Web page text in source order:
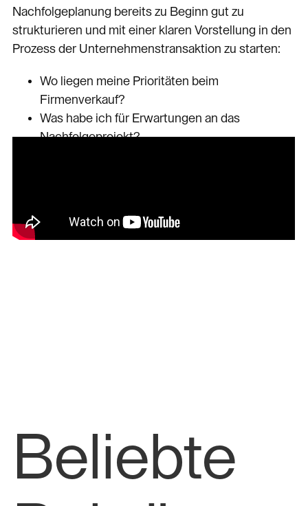
Nachfolgeplanung bereits zu Beginn gut zu
strukturieren und mit einer klaren Vorstellung in den
Prozess der Unternehmenstransaktion zu starten:
Wo liegen meine Prioritäten beim
Firmenverkauf?
Was habe ich für Erwartungen an das
Nachfolgeprojekt?
Beliebte